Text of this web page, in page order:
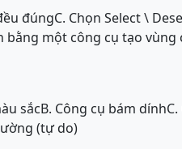
đúngC. Chọn Select \
bằng một công cụ tạo vùng
sắcB. Công cụ bám dính
(tự do)